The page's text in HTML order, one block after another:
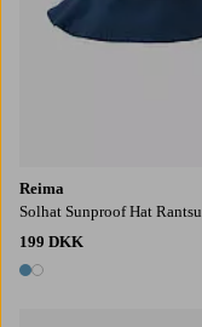
Reima
Solhat Sunproof Hat Rantsu
199 DKK
2 farver